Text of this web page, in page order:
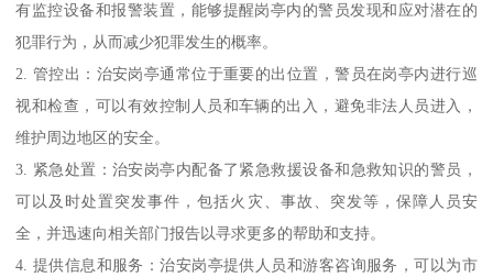
有监控设备和报警装置，能够提醒岗亭内的警员发现和应对潜在的
犯罪行为，从而减少犯罪发生的概率。
2. 管控出：治安岗亭通常位于重要的出位置，警员在岗亭内进行巡
视和检查，可以有效控制人员和车辆的出入，避免非法人员进入，
维护周边地区的安全。
3. 紧急处置：治安岗亭内配备了紧急救援设备和急救知识的警员，
可以及时处置突发事件，包括火灾、事故、突发等，保障人员安
全，并迅速向相关部门报告以寻求更多的帮助和支持。
4. 提供信息和服务：治安岗亭提供人员和游客咨询服务，可以为市